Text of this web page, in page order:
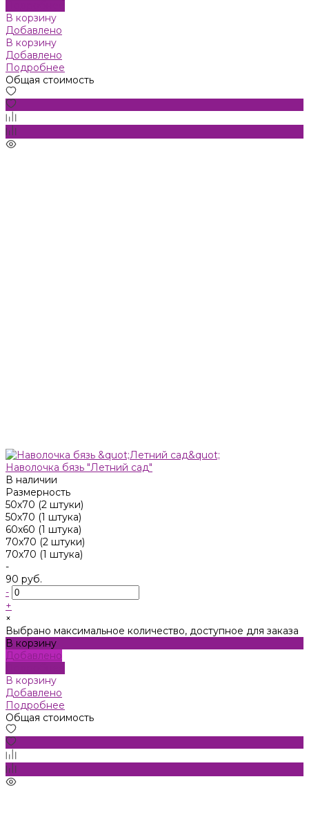
В корзину
Добавлено
В корзину
Добавлено
Подробнее
Общая стоимость
Наволочка бязь "Летний сад"
В наличии
Размерность
50x70 (2 штуки)
50х70 (1 штука)
60х60 (1 штука)
70x70 (2 штуки)
70х70 (1 штука)
-
90 руб.
-
+
×
Выбрано максимальное количество, доступное для заказа
В корзину
Добавлено
В корзину
Добавлено
Подробнее
Общая стоимость